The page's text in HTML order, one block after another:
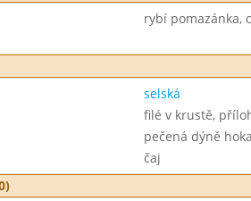
rybí pomazánka,
selská
filé v krustě,
pečená dýně
čaj